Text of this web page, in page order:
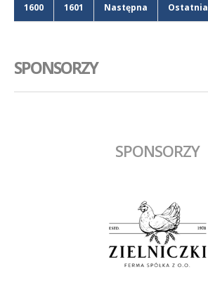
1600 1601 Następna Ostatnia
SPONSORZY
SPONSORZY